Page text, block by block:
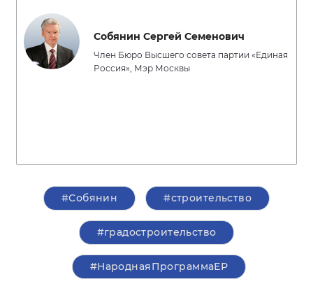
Собянин Сергей Семенович
Член Бюро Высшего совета партии «Единая
Россия», Мэр Москвы
#Собянин #строительство
#градостроительство
#НароднаяПрограммаЕР